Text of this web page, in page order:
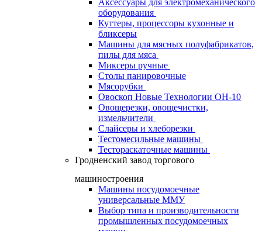
Аксессуары для электромеханического
оборудования
Куттеры, процессоры кухонные и
бликсеры
Машины для мясных полуфабрикатов,
пилы для мяса
Миксеры ручные
Столы панировочные
Мясорубки
Овоскоп Новые Технологии ОН-10
Овощерезки, овощечистки,
измельчители
Слайсеры и хлеборезки
Тестомесильные машины
Тестораскаточные машины
Гродненский завод торгового
машиностроения
Машины посудомоечные
универсальные ММУ
Выбор типа и производительности
промышленных посудомоечных